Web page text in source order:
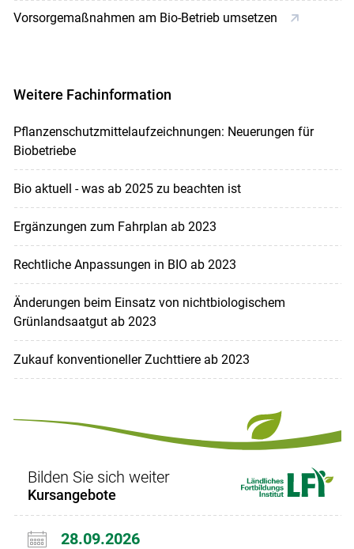
Vorsorgemaßnahmen am Bio-Betrieb umsetzen
Weitere Fachinformation
Pflanzenschutzmittelaufzeichnungen: Neuerungen für
Biobetriebe
Bio aktuell - was ab 2025 zu beachten ist
Ergänzungen zum Fahrplan ab 2023
Rechtliche Anpassungen in BIO ab 2023
Änderungen beim Einsatz von nichtbiologischem
Grünlandsaatgut ab 2023
Zukauf konventioneller Zuchttiere ab 2023
Bilden Sie sich weiter
Kursangebote
28.09.2026